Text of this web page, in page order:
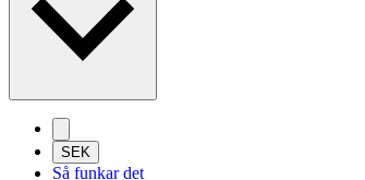
SEK
Så funkar det